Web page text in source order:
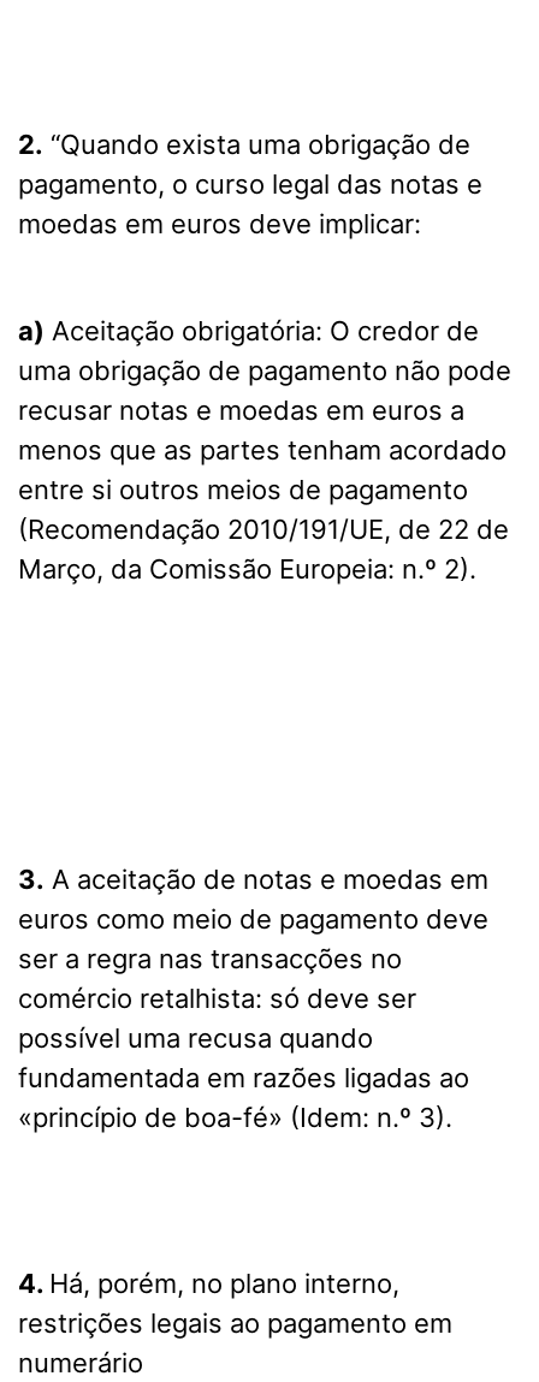
2. “Quando exista uma obrigação de
pagamento, o curso legal das notas e
moedas em euros deve implicar:
a) Aceitação obrigatória: O credor de
uma obrigação de pagamento não pode
recusar notas e moedas em euros a
menos que as partes tenham acordado
entre si outros meios de pagamento
(Recomendação 2010/191/UE, de 22 de
Março, da Comissão Europeia: n.º 2).
3. A aceitação de notas e moedas em
euros como meio de pagamento deve
ser a regra nas transacções no
comércio retalhista: só deve ser
possível uma recusa quando
fundamentada em razões ligadas ao
«princípio de boa-fé» (Idem: n.º 3).
4. Há, porém, no plano interno,
restrições legais ao pagamento em
numerário